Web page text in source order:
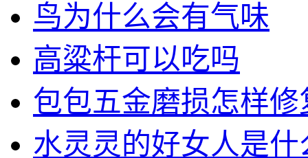
鸟为什么会有气味
高粱杆可以吃吗
包包五金磨损怎样修
水灵灵的好女人是什